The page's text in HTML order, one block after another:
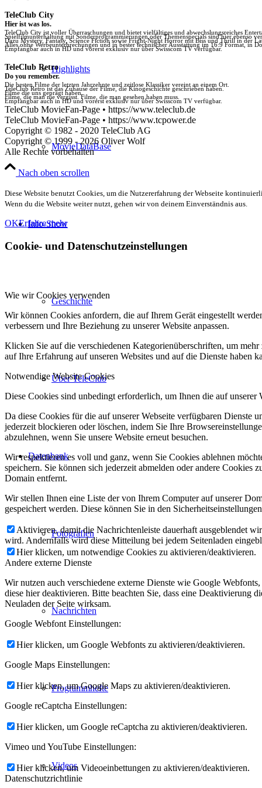
Highlights
MovieDataBase
Info-Show
Geschichte
Über TeleClub
Datenbank
Fotografien
Nachrichten
Programmhefte
Videos
TeleClub City
Hier ist was los.
TeleClub City ist voller Überraschungen und bietet vielfältiges und abwechslungsreiches
Spielfilmunterhaltung mit Sonderprogrammierungen oder Themenspecials sind hier ebenso
Dazu Mystery, Fantasy, Science Fiction sowie Fright-Night Horror mit Biss und Thrill in der
Alles ohne Werbeunterbrechungen und in bester technischer Ausstattung im 16:9 Format, in
Empfangbar auch in HD und vorerst exklusiv nur über Swisscom TV verfügbar.
TeleClub Retro
Do you remember.
Die besten Filme der letzten Jahrzehnte und zeitlose Klassiker vereint an einem Ort.
TeleClub Retro ist das Zuhause der Filme, die Kinogeschichte geschrieben haben.
Filme die uns geprägt haben.
Filme, die man nie vergisst. Filme, die man gesehen haben muss.
Empfangbar auch in HD und vorerst exklusiv nur über Swisscom TV verfügbar.
TeleClub MovieFan-Page • https://www.teleclub.de
TeleClub MovieFan-Page • https://www.tcpower.de
Copyright © 1982 - 2020 TeleClub AG
Copyright © 1999 - 2026 Oliver Wolf
Alle Rechte vorbehalten
Nach oben scrollen
Diese Website benutzt Cookies, um die Nutzererfahrung der Webseite
Wenn du die Website weiter nutzt, gehen wir von deinem Einverständnis aus.
OKErfahre mehr
Cookie- und Datenschutzeinstellungen
Wie wir Cookies verwenden
Wir können Cookies anfordern, die auf Ihrem Gerät eingestellt
verbessern und Ihre Beziehung zu unserer Website anpassen.
Klicken Sie auf die verschiedenen Kategorienüberschriften, um
auf Ihre Erfahrung auf unseren Websites und auf die Dienste haben
Notwendige Website Cookies
Diese Cookies sind unbedingt erforderlich, um Ihnen die auf
Da diese Cookies für die auf unserer Webseite verfügbaren
jederzeit blockieren oder löschen, indem Sie Ihre
abzulehnen, wenn Sie unsere Website erneut besuchen.
Wir respektieren es voll und ganz, wenn Sie Cookies ablehnen
speichern. Sie können sich jederzeit abmelden oder andere Cookies
Domain entfernt.
Wir stellen Ihnen eine Liste der von Ihrem Computer auf unserer
gespeichert werden. Diese können Sie in den
Aktivieren, damit die Nachrichtenleiste dauerhaft ausgeblendet
wird. Andernfalls wird diese Mitteilung bei jedem Seitenladen
Hier klicken, um notwendige Cookies zu aktivieren/deaktivieren.
Andere externe Dienste
Wir nutzen auch verschiedene externe Dienste wie Google
diese hier deaktivieren. Bitte beachten Sie, dass eine Deaktivierung
Neuladen der Seite wirksam.
Google Webfont Einstellungen:
Hier klicken, um Google Webfonts zu aktivieren/deaktivieren.
Google Maps Einstellungen:
Hier klicken, um Google Maps zu aktivieren/deaktivieren.
Google reCaptcha Einstellungen:
Hier klicken, um Google reCaptcha zu aktivieren/deaktivieren.
Vimeo und YouTube Einstellungen:
Hier klicken, um Videoeinbettungen zu aktivieren/deaktivieren.
Datenschutzrichtlinie